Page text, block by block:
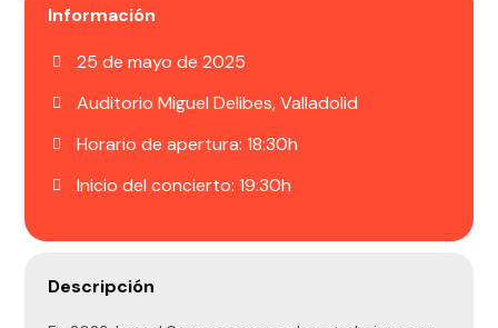
Información
25 de mayo de 2025
Auditorio Miguel Delibes, Valladolid
Horario de apertura: 18:30h
Inicio del concierto: 19:30h
Descripción